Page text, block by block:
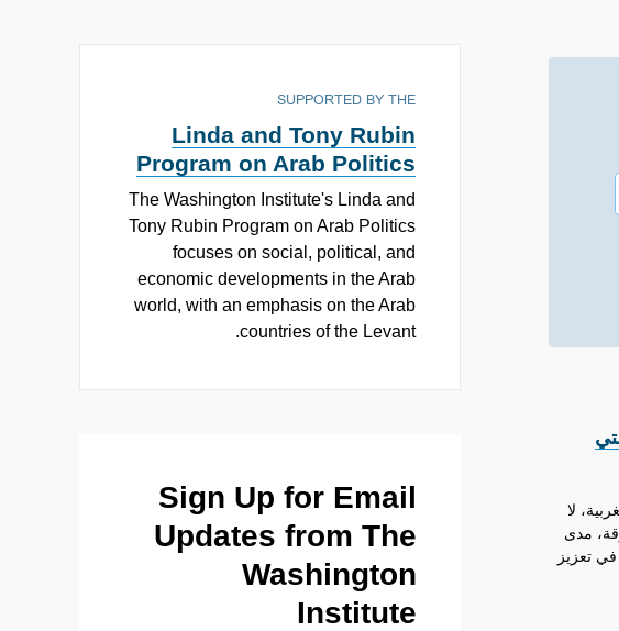
لا
مدى
تعزيز
SUPPORTED BY THE
Linda and Tony Rubin
Program on Arab Politics
The Washington Institute's Linda and
Tony Rubin Program on Arab Politics
focuses on social, political, and
economic developments in the Arab
world, with an emphasis on the Arab
countries of the Levant.
Sign Up for Email
Updates from The
Washington
Institute